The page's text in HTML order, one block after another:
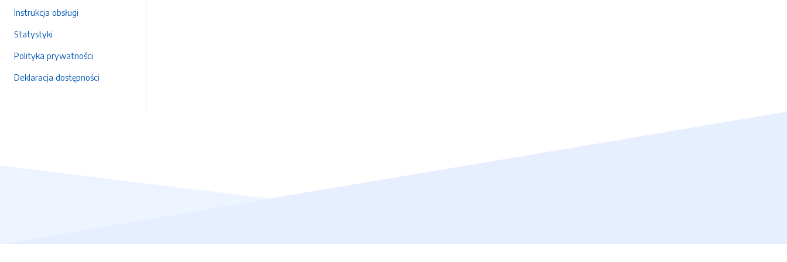
Instrukcja obsługi
Statystyki
Polityka prywatności
Deklaracja dostępności